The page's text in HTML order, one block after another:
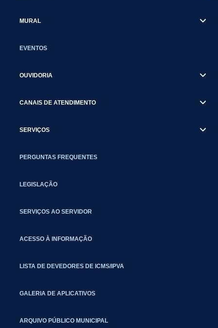
MURAL
EVENTOS
OUVIDORIA
CANAIS DE ATENDIMENTO
SERVIÇOS
PERGUNTAS FREQUENTES
LEGISLAÇÃO
SERVIÇOS AO SERVIDOR
ACESSO À INFORMAÇÃO
LISTA DE DEVEDORES DE ICMS/IPVA
GALERIA DE APLICATIVOS
ARQUIVO PÚBLICO MUNICIPAL